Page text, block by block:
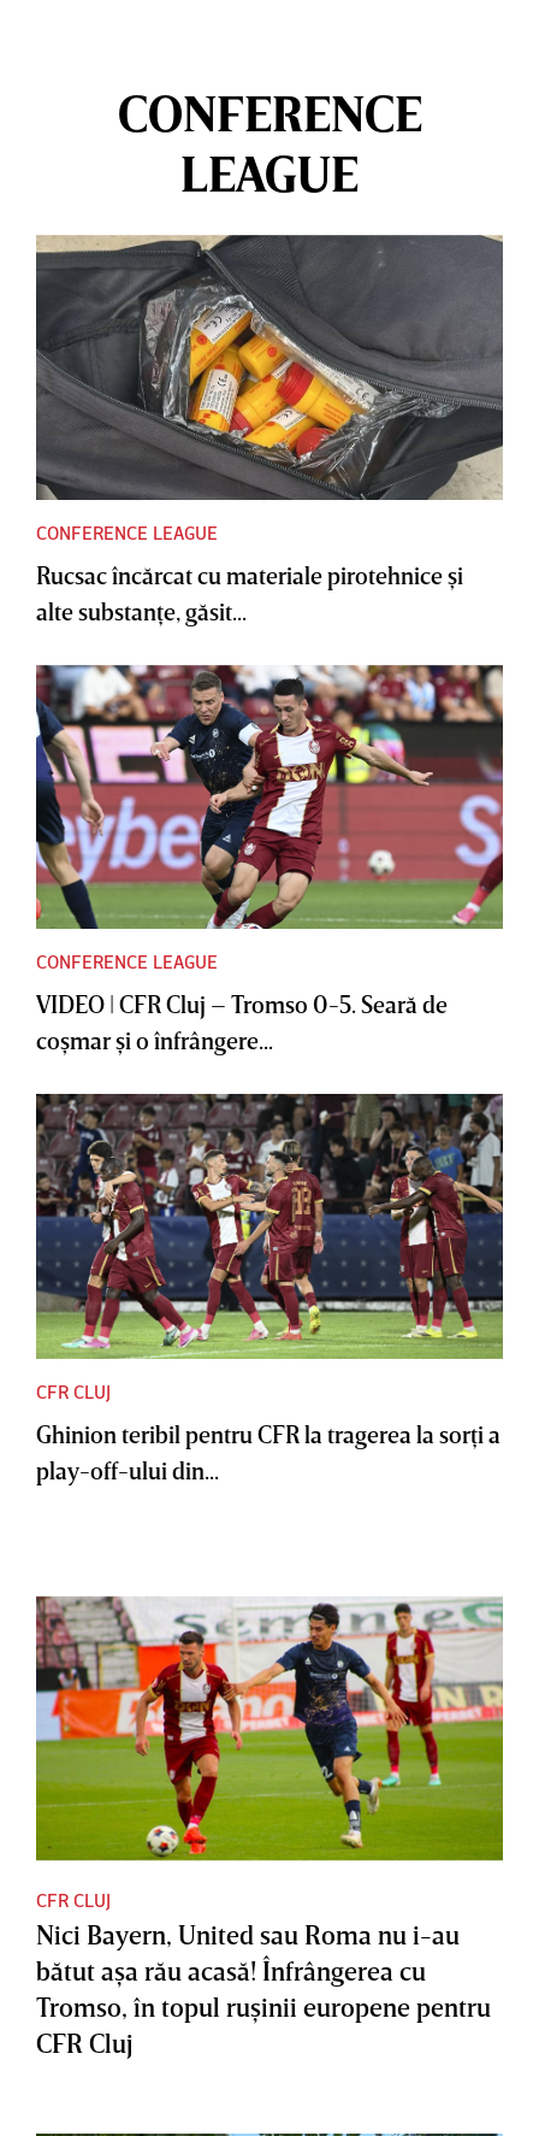
CONFERENCE
LEAGUE
CONFERENCE LEAGUE
Rucsac încărcat cu materiale pirotehnice şi
alte substanţe, găsit...
CONFERENCE LEAGUE
VIDEO | CFR Cluj – Tromso 0-5. Seară de
coşmar şi o înfrângere...
CFR CLUJ
Ghinion teribil pentru CFR la tragerea la sorţi a
play-off-ului din...
CFR CLUJ
Nici Bayern, United sau Roma nu i-au
bătut aşa rău acasă! Înfrângerea cu
Tromso, în topul ruşinii europene pentru
CFR Cluj